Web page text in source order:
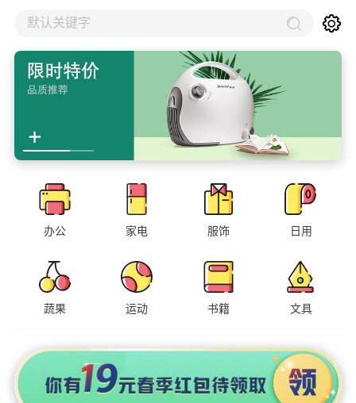
默认关键字
办公 家电 服饰 日用
蔬果 运动 书籍 文具